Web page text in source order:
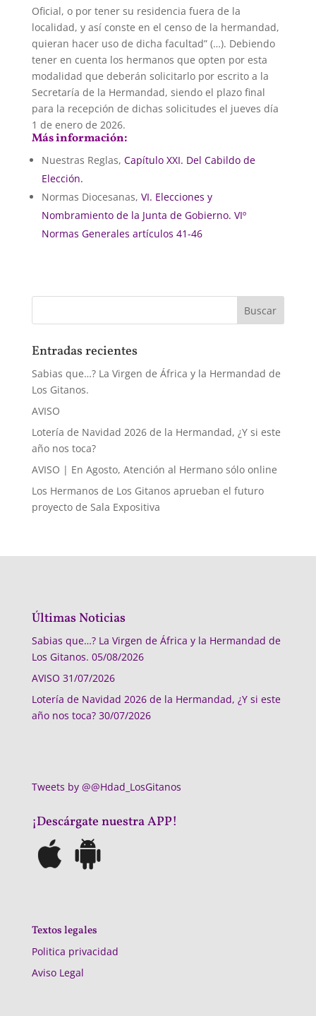
Oficial, o por tener su residencia fuera de la
localidad, y así conste en el censo de la hermandad,
quieran hacer uso de dicha facultad” (…). Debiendo
tener en cuenta los hermanos que opten por esta
modalidad que deberán solicitarlo por escrito a la
Secretaría de la Hermandad, siendo el plazo final
para la recepción de dichas solicitudes el jueves día
1 de enero de 2026.
Más información:
Nuestras Reglas, Capítulo XXI. Del Cabildo de
Elección.
Normas Diocesanas, VI. Elecciones y
Nombramiento de la Junta de Gobierno. VIº
Normas Generales artículos 41-46
Entradas recientes
Sabias que…? La Virgen de África y la Hermandad de
Los Gitanos.
AVISO
Lotería de Navidad 2026 de la Hermandad, ¿Y si este
año nos toca?
AVISO | En Agosto, Atención al Hermano sólo online
Los Hermanos de Los Gitanos aprueban el futuro
proyecto de Sala Expositiva
Últimas Noticias
Sabias que…? La Virgen de África y la Hermandad de
Los Gitanos. 05/08/2026
AVISO 31/07/2026
Lotería de Navidad 2026 de la Hermandad, ¿Y si este
año nos toca? 30/07/2026
Tweets by @@Hdad_LosGitanos
¡Descárgate nuestra APP!
Textos legales
Politica privacidad
Aviso Legal